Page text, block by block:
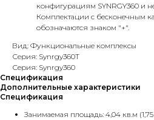
конфигурациям SYNRGY360 и
Комплектации с бесконечным
обозначаются знаком "+".
Вид: Функциональные комплексы
Серия: Synrgy360T
Серия: Synrgy360
Спецификация
Дополнительные характеристики
Спецификация
Занимаемая площадь: 4,04 кв.м (1,75